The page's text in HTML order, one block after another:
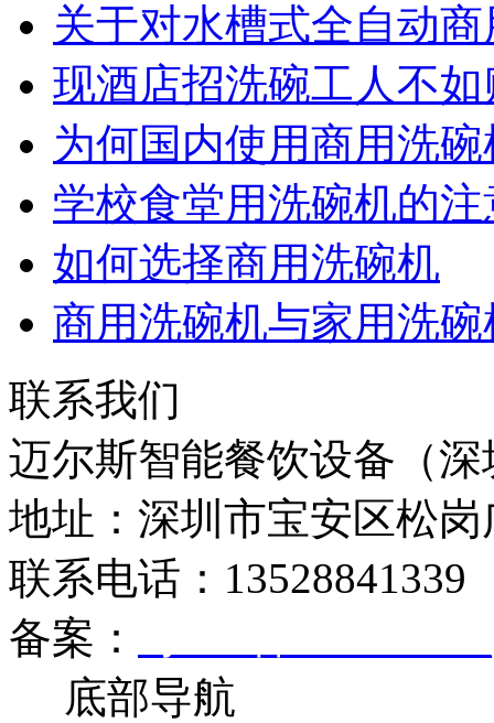
关于对水槽式全自动
现酒店招洗碗工人不
为何国内使用商用洗
学校食堂用洗碗机的
如何选择商用洗碗机
商用洗碗机与家用洗
联系我们
迈尔斯智能餐饮设备（
地址：深圳市宝安区松岗
联系电话：
备案：
底部导航